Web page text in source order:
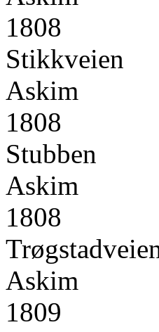
1808
Stikkveien
Askim
1808
Stubben
Askim
1808
Askim
1809